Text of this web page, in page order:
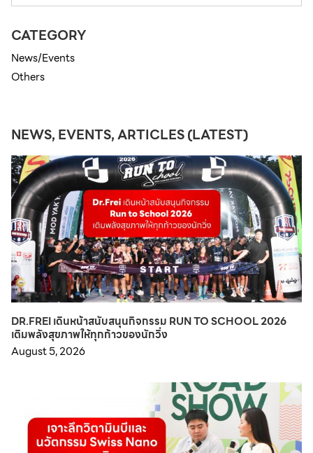
CATEGORY
News/Events
Others
NEWS, EVENTS, ARTICLES (LATEST)
DR.FREI เดินหน้าสนับสนุนกิจกรรม RUN TO SCHOOL 2026
เติมพลังสุขภาพให้ทุกก้าวของนักวิ่ง
August 5, 2026